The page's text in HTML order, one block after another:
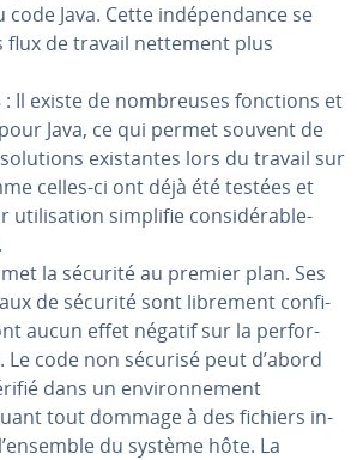
code Java. Cette in­dé­pen­dance se
de travail nettement plus
: Il existe de nom­breuses fonctions et
Java, ce qui permet souvent de
exis­tantes lors du travail sur
celles-ci ont déjà été testées et
uti­li­sa­tion simplifie con­si­dé­ra­ble­
met la sécurité au premier plan. Ses
de sécurité sont librement con­fi­
aucun effet négatif sur la per­for­
Le code non sécurisé peut d’abord
dans un en­vi­ron­ne­ment
tout dommage à des fichiers in­
du système hôte. La